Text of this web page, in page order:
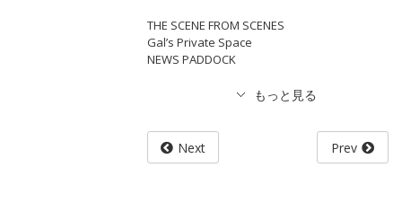
THE SCENE FROM SCENES
Gal’s Private Space
NEWS PADDOCK
Next Prev